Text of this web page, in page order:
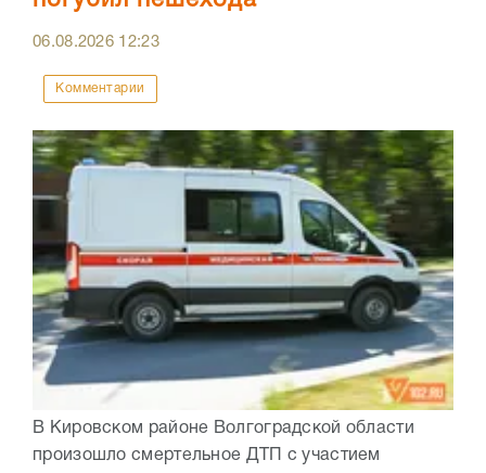
06.08.2026 12:23
Комментарии
В Кировском районе Волгоградской области
произошло смертельное ДТП с участием